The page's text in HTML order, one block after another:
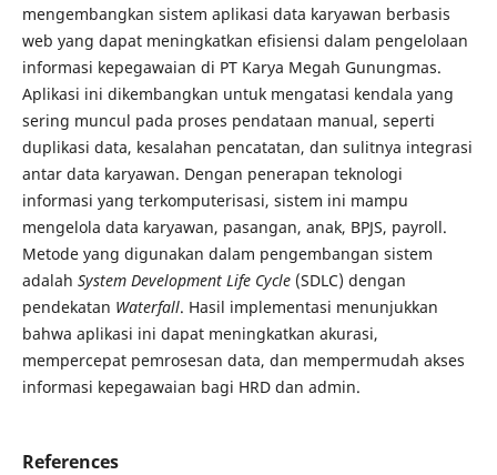
mengembangkan sistem aplikasi data karyawan berbasis
web yang dapat meningkatkan efisiensi dalam pengelolaan
informasi kepegawaian di PT Karya Megah Gunungmas.
Aplikasi ini dikembangkan untuk mengatasi kendala yang
sering muncul pada proses pendataan manual, seperti
duplikasi data, kesalahan pencatatan, dan sulitnya integrasi
antar data karyawan. Dengan penerapan teknologi
informasi yang terkomputerisasi, sistem ini mampu
mengelola data karyawan, pasangan, anak, BPJS, payroll.
Metode yang digunakan dalam pengembangan sistem
adalah System Development Life Cycle (SDLC) dengan
pendekatan Waterfall. Hasil implementasi menunjukkan
bahwa aplikasi ini dapat meningkatkan akurasi,
mempercepat pemrosesan data, dan mempermudah akses
informasi kepegawaian bagi HRD dan admin.
References